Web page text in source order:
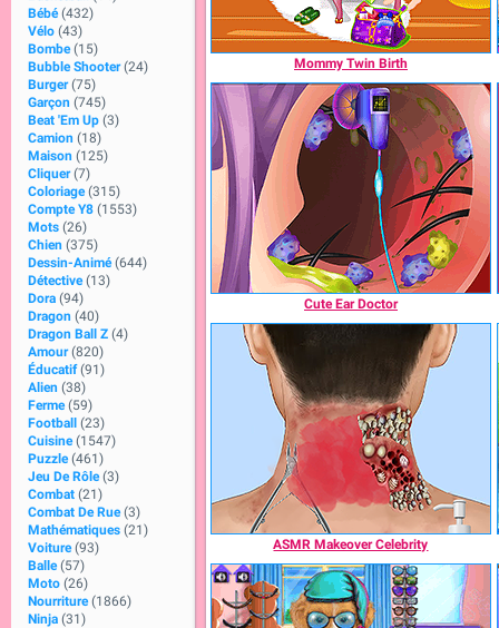
Bébé (432)
Vélo (43)
Bombe (15)
Bubble Shooter (24)
Burger (75)
Garçon (745)
Beat 'Em Up (3)
Camion (18)
Maison (125)
Cliquer (7)
Coloriage (315)
Compte Y8 (1553)
Mots (26)
Chien (375)
Dessin-Animé (644)
Détective (13)
Dora (94)
Dragon (40)
Dragon Ball Z (4)
Amour (820)
Éducatif (91)
Alien (38)
Ferme (59)
Football
(23)
Cuisine (1547)
Puzzle (461)
Jeu De Rôle (3)
Combat (21)
Combat De Rue (3)
Mathématiques (21)
Voiture (93)
Balle (57)
Moto (26)
Nourriture (1866)
Ninja (31)
Mommy Twin Birth
Cute Ear Doctor
ASMR Makeover Celebrity